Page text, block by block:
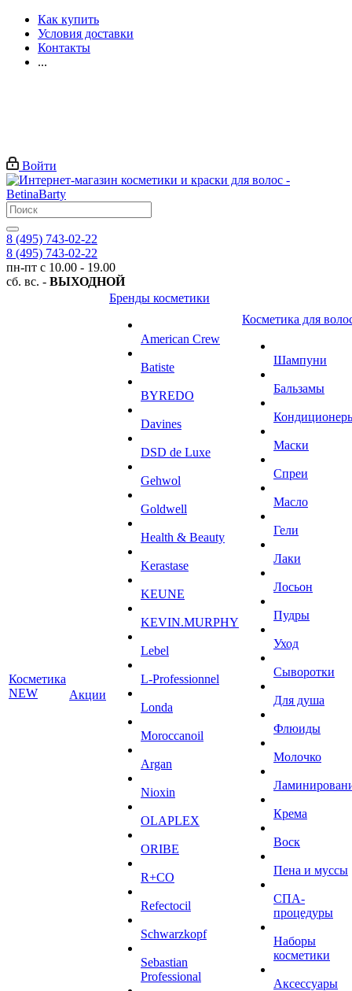
Как купить
Условия доставки
Контакты
...
Войти
8 (495) 743-02-22
8 (495) 743-02-22
пн-пт с 10.00 - 19.00
сб. вс. - ВЫХОДНОЙ
Косметика
NEW
Акции
Бренды косметики
American Crew
Batiste
BYREDO
Davines
DSD de Luxe
Gehwol
Goldwell
Health & Beauty
Kerastase
KEUNE
KEVIN.MURPHY
Lebel
L-Professionnel
Londa
Moroccanoil
Argan
Niохin
OLAPLEX
ORIBE
R+CO
Refectocil
Schwarzkopf
Sebastian
Professional
Косметика для
Шампуни
Бальзамы
Маски
Спреи
Масло
Гели
Лаки
Лосьон
Пудры
Уход
Сыворотки
Для душа
Флюиды
Молочко
Крема
Воск
Пена и муссы
СПА-
процедуры
Наборы
косметики
Аксессуары